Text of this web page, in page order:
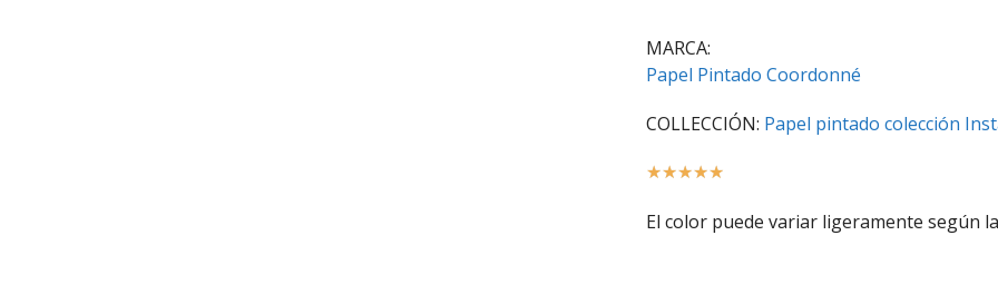
MARCA:
Papel Pintado Coordonné
COLLECCIÓN: Papel pintado colección
☆☆☆☆☆
El color puede variar ligeramente según